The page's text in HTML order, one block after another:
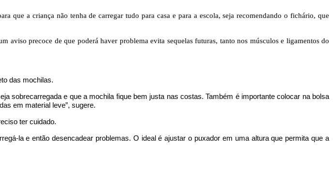
que a criança não tenha de carregar tudo para casa e para a escola, seja recomendando o fichário, que
aviso precoce de que poderá haver problema evita sequelas futuras, tanto nos músculos e ligamentos do
das mochilas.
sobrecarregada e que a mochila fique bem justa nas costas. Também é importante colocar na bolsa
em material leve”, sugere.
ter cuidado.
la e então desencadear problemas. O ideal é ajustar o puxador em uma altura que permita que a